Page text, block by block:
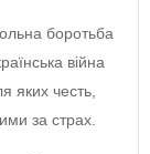
боротьба
війна
яких честь,
за страх.